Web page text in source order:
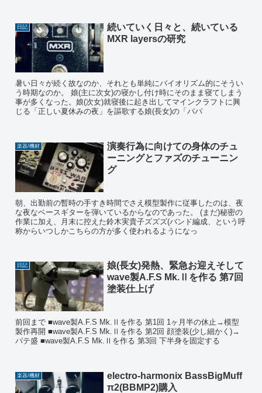
日記
続いていく日々と、続いている
MXR layersの研究
暑い日々が続く故なのか、それとも単純にバイオリズム的にそうい
う時期なのか。 娘(主に次女)の寝かし付け時にそのまま寝てしまう
事が多くなった。娘(次女)就寝後に起き出してマインクラフトに興
じる「正しい夏休みの夜」を謳歌する娘(長女)の「パパ
楽器/機材
演奏行為に向けての身体のチュ
ーニングとファズのチューニン
グ
朝、出勤前の暫時の手すき時間でさえ模型製作に従事したのは、夜
な夜なベースギターを弾いているからなのであった。 (まだ)秘密の
作業に加え、月末に控えた鈴木実貴子ズズズ(バンド編成、という呼
称からいつしかこちらの方が多く使われるようになっ
日記
娘(長女)発熱、緊急お迎えそして
wave製A.F.S Mk.Ⅱを作る 第7回
塗装仕上げ
前回まで ■wave製A.F.S Mk.Ⅱを作る 第1回 1ヶ月半の休止→模型
製作再開 ■wave製A.F.S Mk.Ⅱを作る 第2回 顔塗装(少し細かく)→
パテ盛 ■wave製A.F.S Mk.Ⅱを作る 第3回 下半身を固定する
楽器/機材
electro-harmonix BassBigMuff
π2(BBMP2)購入